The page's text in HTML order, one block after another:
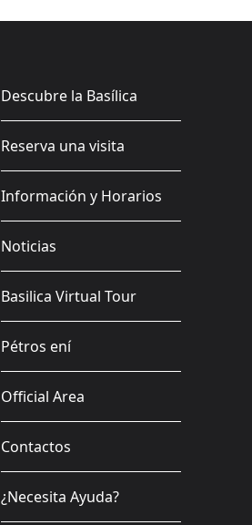
Descubre la Basílica
Reserva una visita
Información y Horarios
Noticias
Basilica Virtual Tour
Pétros ení
Official Area
Contactos
¿Necesita Ayuda?